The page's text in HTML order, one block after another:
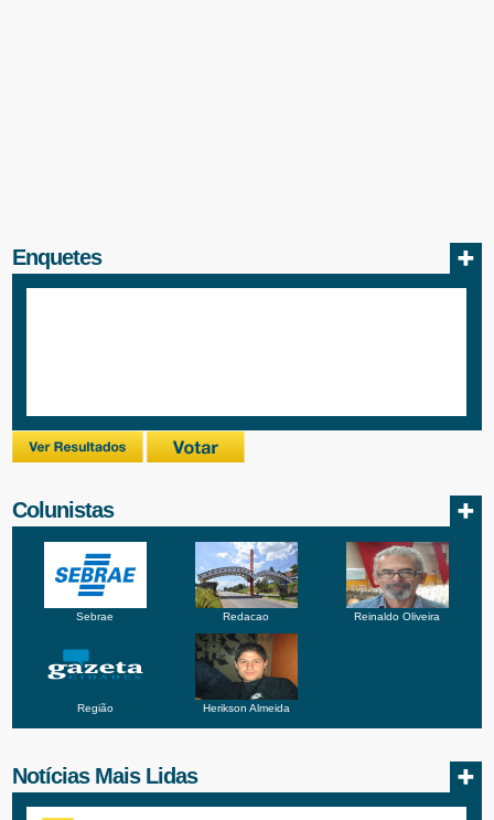
Enquetes
Colunistas
Sebrae Redacao Reinaldo Oliveira
Região Herikson Almeida
Notícias Mais Lidas